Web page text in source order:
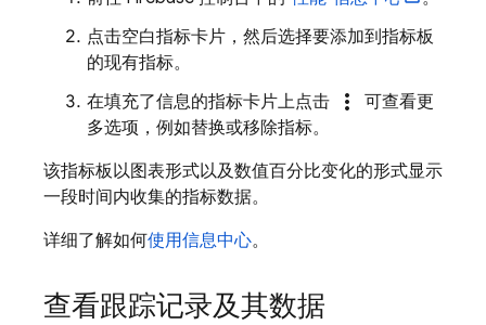
点击空白指标卡片，然后选择要添加到指标板
的现有指标。
在填充了信息的指标卡片上点击
more_vert
可查看更
多选项，例如替换或移除指标。
该指标板以图表形式以及数值百分比变化的形式显示
一段时间内收集的指标数据。
详细了解如何使用信息中心。
查看跟踪记录及其数据